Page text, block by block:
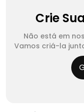
Crie
Não está em
Vamos criá-la